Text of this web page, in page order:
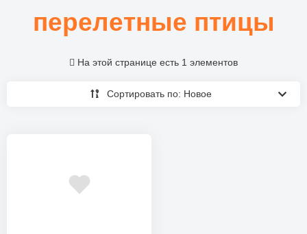
перелетные птицы
Сортировать по: Новое
На этой странице есть 1 элементов